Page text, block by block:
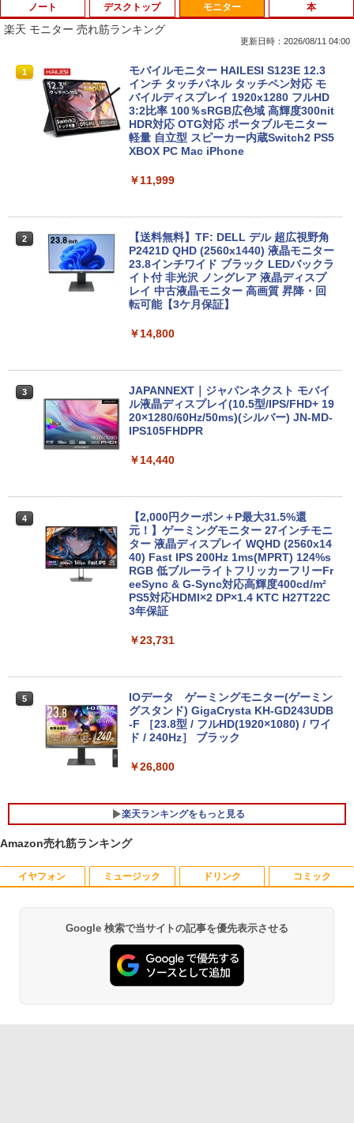
ノート
1
中古ノートパソコン・ windows11 offic
e付・整備済み品・富士通 ARROWS Tab
Q508 文教モデル 10.1型 WUXGA タブレ
ットPC (Atom / 4GB / 128GB / Window
s 11 & Office 2019 搭載) 本体＋専用キ
ーボード付 ・初期設定不要
2026】【Office 2019 H&B】富士通 MU
937/Celeron 3865U/メモリ:4GB/8GB/S
SD:128GB/256GB/512GB/1TB/13.3型/
フルHD/wifi/HDMI/USB3.0/中古 ノート
パソコン/モバイルPC/Windows11
ノートパソコン 中古ノートPC おまかせ
パソコン 15.6インチ SSD256GB メモリ
8GB Windows11 中古パソコン 富士通
東芝 NEC HP DELL等 ノートpc Office
ン
HP Elite Dragonfly Windows11 64bit
タッチパネル液晶 WEBカメラ HDMI Cor
e i5 8265U メモリー8GB 高速SSD128G
B 無線LAN B5サイズ モバイル フルHD
液晶 ノートパソコン【中古】【30日保
証】1803966
￥26,800
5
「P15倍還元」ノートパソコン 第13世代
Intel 高速CPU搭載 Office2024付き｜Wi
ndows11Pro 初期設定済｜14.1型液晶｜
メモリ8GB＋SSD512GB｜日本語キーボ
ビジネス・初心者最適｜Webカメラ・大
￥29,980
デスクトップ
1
地デジ BS TV 視聴 Youtube 動画 23.8 i
n NEC ラビ LAVIE Direct DA570M 整備
済 第8世代 Corei5 デスクトップパソコン
SSD512GB ＋ HDD1TB 中古 一体型 WI
NDOWS11 メモリ8GB DVDマルチ キー
ボード マウス付 初期設定済 WEBカメラ
office付き TVチューナー PC 本体 送料込
￥63,800
2
【★20％クーポン】MINISFORUM NAB
6 Lite ミニPC Intel® Core i5-12600H 1
6/32GB 512GB/1TB ミニパソコン Wi-Fi
6 BT5.2 2x2500Mbps LAN有線無線接続
両対応 HDMI×2 /USB-C×2 4K@60Hz 4
画面出力 小型パソコン
￥109,799
3
-新品- mouse G TUNE DGI5G60JD65D
WHB3 ゲーミングデスクトップ
￥189,800
デスクトップPC FMV Desktop Fシリー
ズ F77 27型 / Core i7-1260P / メモリ 16
GB / SSD 1TB / Windows 11 / 2024 Offi
ce付き
￥229,800
【★20%OFF】MINISFORUM MS-S1 M
E LAN ミニパソコン
￥565,999
モニター
楽天 モニター 売れ筋ランキング
更新日時：2026/08/11 04:00
1
モバイルモニター HAILESI S123E 12.3
インチ タッチパネル タッチペン対応 モ
バイルディスプレイ 1920x1280 フルHD
3:2比率 100％sRGB広色域 高輝度300nit
HDR対応 OTG対応 ポータブルモニター
軽量 自立型 スピーカー内蔵Switch2 PS5
XBOX PC Mac iPhone
￥11,999
2
【送料無料】TF: DELL デル 超広視野角
P2421D QHD (2560x1440) 液晶モニター
23.8インチワイド ブラック LEDバックラ
イト付 非光沢 ノングレア 液晶ディスプ
レイ 中古液晶モニター 高画質 昇降・回
転可能【3ケ月保証】
￥14,800
3
JAPANNEXT｜ジャパンネクスト モバイ
ル液晶ディスプレイ(10.5型/IPS/FHD+ 19
20×1280/60Hz/50ms)(シルバー) JN-MD-
IPS105FHDPR
￥14,440
4
【2,000円クーポン＋P最大31.5%還
元！】ゲーミングモニター 27インチモニ
ター 液晶ディスプレイ WQHD (2560x14
40) Fast IPS 200Hz 1ms(MPRT) 124%s
RGB 低ブルーライトフリッカーフリーFr
eeSync & G-Sync対応高輝度400cd/m²
PS5対応HDMI×2 DP×1.4 KTC H27T22C
3年保証
￥23,731
5
IOデータ ゲーミングモニター(ゲーミン
グスタンド) GigaCrysta KH-GD243UDB
-F ［23.8型 / フルHD(1920×1080) / ワイ
ド / 240Hz］ ブラック
￥26,800
楽天ランキングをもっと見る
本
1
ハーレム王の異世界プレス漫遊記 〜最強
る〜（コミック） ： 6 【電子書籍】[ 灰
刃ねむみ ]
￥792
Amazon売れ筋ランキング
イヤフォン
Anker Soundcore P40i オフホワイト
￥7,990
ミュージック
BRUCE WAYNE feat. Flo Milli, ATL Jacob
[Explicit]
￥250
ドリンク
by Amazon 天然水 ラベルレス 500ml ×24本
富士山の天然水 バナジウム含有 水 ミネラル
ウォーター ペットボトル 静岡県産 500ミリリ
ットル (Smart Basic)
￥1,380
コミック
薬屋のひとりごと 17巻 (デジタル版ビッグガ
ンガンコミックス)
￥770
Google 検索で当サイトの記事を優先表示させる